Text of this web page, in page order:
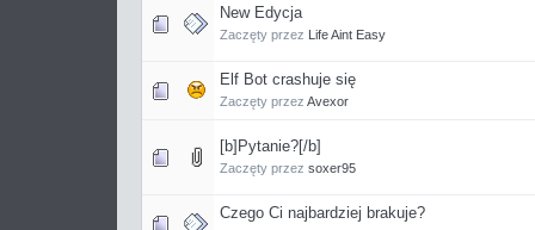
New Edycja
Zaczęty przez Life Aint Easy
Elf Bot crashuje się
Zaczęty przez Avexor
[b]Pytanie?[/b]
Zaczęty przez soxer95
Czego Ci najbardziej brakuje?